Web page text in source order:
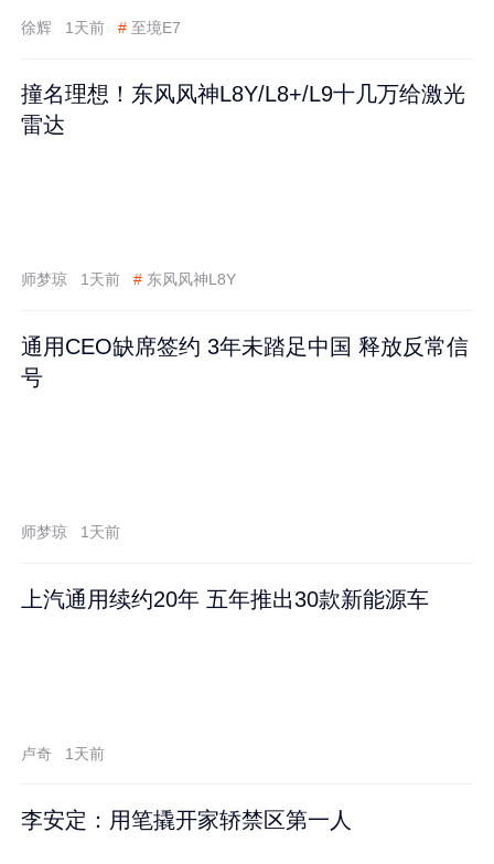
徐辉 1天前 # 至境E7
撞名理想！东风风神L8Y/L8+/L9十几万给激光
雷达
师梦琼 1天前 # 东风风神L8Y
通用CEO缺席签约 3年未踏足中国 释放反常信
号
师梦琼 1天前
上汽通用续约20年 五年推出30款新能源车
卢奇 1天前
李安定：用笔撬开家轿禁区第一人